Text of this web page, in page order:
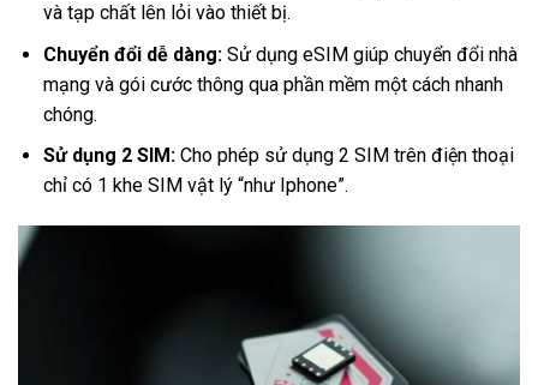
và tạp chất lên lỏi vào thiết bị.
Chuyển đổi dễ dàng:Sử dụng eSIM giúp chuyển đổi nhà
mạng và gói cước thông qua phần mềm một cách nhanh
chóng.
Sử dụng 2 SIM:Cho phép sử dụng 2 SIM trên điện thoại
chỉ có 1 khe SIM vật lý “như Iphone”.